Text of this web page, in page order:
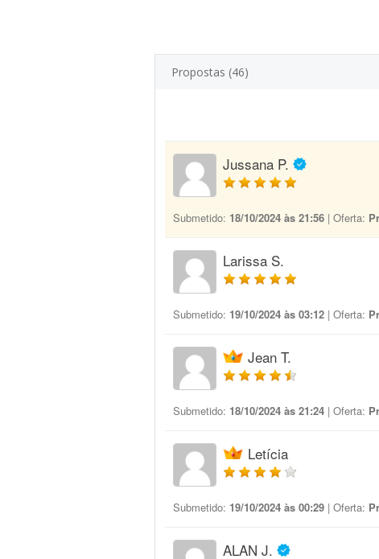
Propostas (46)
Jussana P.
Submetido: 18/10/2024 às 21:56 | Oferta:
Larissa S.
Submetido: 19/10/2024 às 03:12 | Oferta:
Jean T.
Submetido: 18/10/2024 às 21:24 | Oferta:
Letícia
Submetido: 19/10/2024 às 00:29 | Oferta:
ALAN J.